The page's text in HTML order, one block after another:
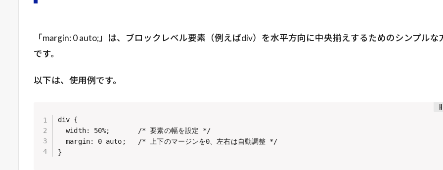
「margin: 0 auto;」は、ブロックレベル要素（例えばdiv）を水平方向に中央揃えするためのシンプルな
です。
以下は、使用例です。
div {
  width: 50%;       /* 要素の幅を設定 */
  margin: 0 auto;   /* 上下のマージンを0、左右は自動調整 */
}